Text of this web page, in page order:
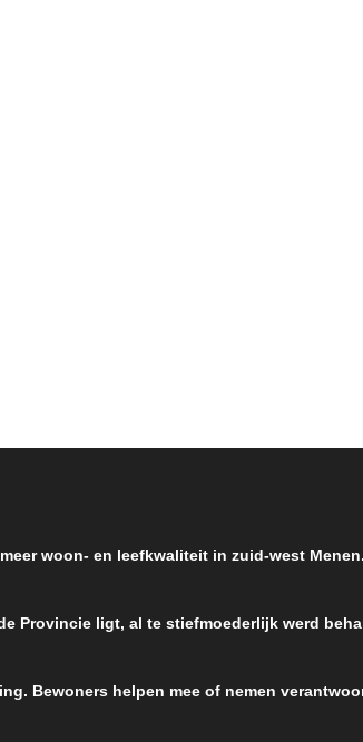
woon- en leefkwaliteit in zuid-west
Provincie ligt, al te stiefmoederlijk werd
Bewoners helpen mee of nemen